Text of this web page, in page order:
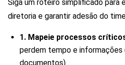
Siga um roteiro simplificado para
diretoria e garantir adesão do
1. Mapeie processos
perdem tempo e informações
documentos).